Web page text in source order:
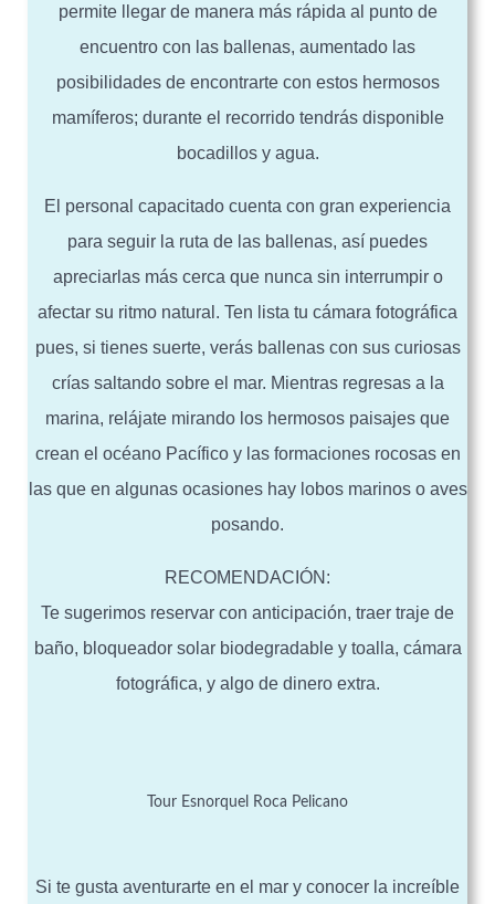
permite llegar de manera más rápida al punto de
encuentro con las ballenas, aumentado las
posibilidades de encontrarte con estos hermosos
mamíferos; durante el recorrido tendrás disponible
bocadillos y agua.
El personal capacitado cuenta con gran experiencia
para seguir la ruta de las ballenas, así puedes
apreciarlas más cerca que nunca sin interrumpir o
afectar su ritmo natural. Ten lista tu cámara fotográfica
pues, si tienes suerte, verás ballenas con sus curiosas
crías saltando sobre el mar. Mientras regresas a la
marina, relájate mirando los hermosos paisajes que
crean el océano Pacífico y las formaciones rocosas en
las que en algunas ocasiones hay lobos marinos o aves
posando.
RECOMENDACIÓN:
Te sugerimos reservar con anticipación, traer traje de
baño, bloqueador solar biodegradable y toalla, cámara
fotográfica, y algo de dinero extra.
Tour Esnorquel Roca Pelicano
Si te gusta aventurarte en el mar y conocer la increíble